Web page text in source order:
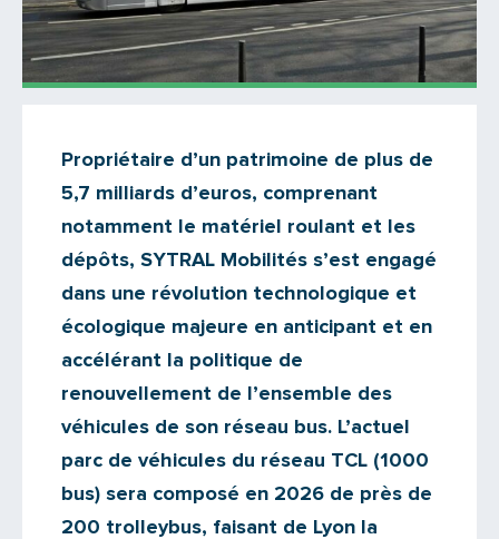
Il n'y a aucun commentaire...
Ajoutez le vôtre
Propriétaire d’un patrimoine de plus de
5,7 milliards d’euros, comprenant
notamment le matériel roulant et les
dépôts, SYTRAL Mobilités s’est engagé
dans une révolution technologique et
écologique majeure en anticipant et en
accélérant la politique de
renouvellement de l’ensemble des
véhicules de son réseau bus. L’actuel
parc de véhicules du réseau TCL (1000
bus) sera composé en 2026 de près de
200 trolleybus, faisant de Lyon la